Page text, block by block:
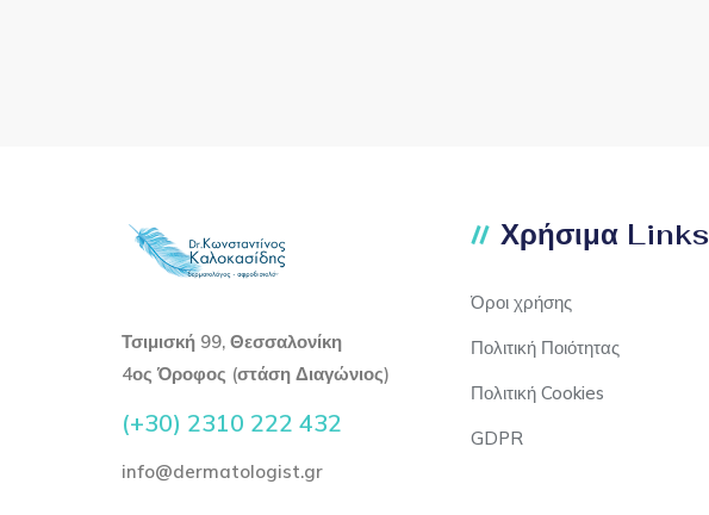
Τσιμισκή 99, Θεσσαλονίκη
4ος Όροφος (στάση Διαγώνιος)
(+30) 2310 222 432
info@dermatologist.gr
Χρήσιμα Links
Όροι χρήσης
Πολιτική Ποιότητας
Πολιτική Cookies
GDPR